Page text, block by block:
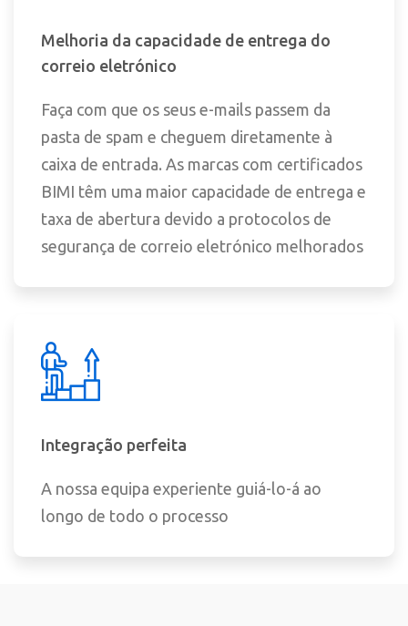
Melhoria da capacidade de entrega do
correio eletrónico
Faça com que os seus e-mails passem da
pasta de spam e cheguem diretamente à
caixa de entrada. As marcas com certificados
BIMI têm uma maior capacidade de entrega e
taxa de abertura devido a protocolos de
segurança de correio eletrónico melhorados
Integração perfeita
A nossa equipa experiente guiá-lo-á ao
longo de todo o processo